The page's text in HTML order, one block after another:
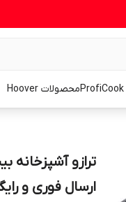
محصولات Hoover
ارسال فوری و رایگان /